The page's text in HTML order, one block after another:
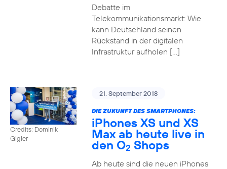
Debatte im
Telekommunikationsmarkt: Wie
kann Deutschland seinen
Rückstand in der digitalen
Infrastruktur aufholen […]
Credits: Dominik
Gigler
21. September 2018
DIE ZUKUNFT DES SMARTPHONES:
iPhones XS und XS
Max ab heute live in
den O2 Shops
Ab heute sind die neuen iPhones